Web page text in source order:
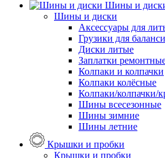
Шины и
Шины и диски
Аксессуары для
Грузики для
Диски литые
Заплатки
Колпаки и колпачки
Колпаки колёсные
Колпаки/колпачки/
Шины всесезонные
Шины зимние
Шины летние
Крышки и пробки
Крышки и пробки